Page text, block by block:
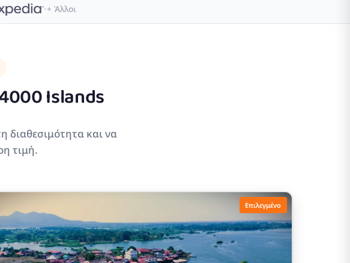
·+ Άλλοι
Islands
διαθεσιμότητα και να
τιμή.
Επιλεγμένο